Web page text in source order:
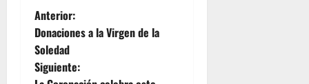
N
a
Anterior:
Donaciones a la Virgen de la
Soledad
Siguiente: